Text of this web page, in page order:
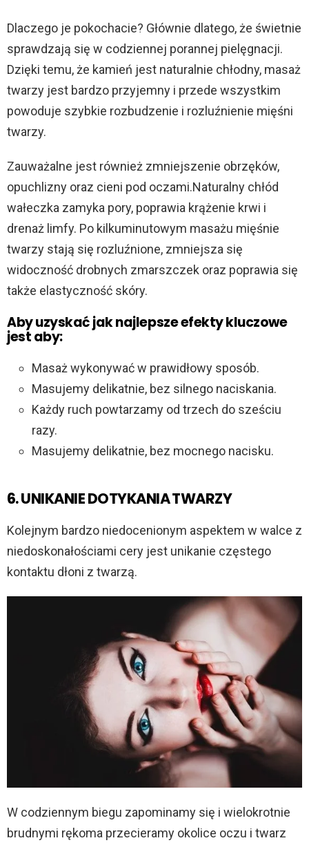
Dlaczego je pokochacie? Głównie dlatego, że świetnie
sprawdzają się w codziennej porannej pielęgnacji.
Dzięki temu, że kamień jest naturalnie chłodny, masaż
twarzy jest bardzo przyjemny i przede wszystkim
powoduje szybkie rozbudzenie i rozluźnienie mięśni
twarzy.
Zauważalne jest również zmniejszenie obrzęków,
opuchlizny oraz cieni pod oczami.Naturalny chłód
wałeczka zamyka pory, poprawia krążenie krwi i
drenaż limfy. Po kilkuminutowym masażu mięśnie
twarzy stają się rozluźnione, zmniejsza się
widoczność drobnych zmarszczek oraz poprawia się
także elastyczność skóry.
Aby uzyskać jak najlepsze efekty kluczowe
jest aby:
Masaż wykonywać w prawidłowy sposób.
Masujemy delikatnie, bez silnego naciskania.
Każdy ruch powtarzamy od trzech do sześciu
razy.
Masujemy delikatnie, bez mocnego nacisku.
6. UNIKANIE DOTYKANIA TWARZY
Kolejnym bardzo niedocenionym aspektem w walce z
niedoskonałościami cery jest unikanie częstego
kontaktu dłoni z twarzą.
W codziennym biegu zapominamy się i wielokrotnie
brudnymi rękoma przecieramy okolice oczu i twarz